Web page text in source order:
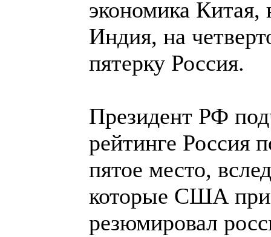
экономика
Индия, на
пятерку Россия.
Президент РФ
рейтинге Россия
пятое место,
которые США
резюмировал